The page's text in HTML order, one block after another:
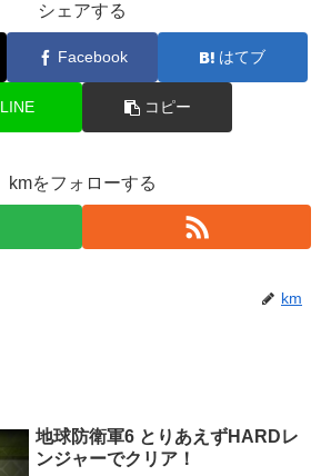
シェアする
Facebook はてブ
LINE コピー
kmをフォローする
km
地球防衛軍6 とりあえずHARDレ
ンジャーでクリア！